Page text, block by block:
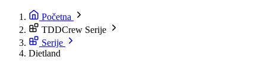
Početna
TDDCrew Serije
Serije
Dietland